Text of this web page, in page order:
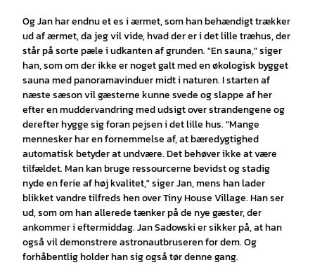
Og Jan har endnu et es i ærmet, som han behændigt trækker
ud af ærmet, da jeg vil vide, hvad der er i det lille træhus, der
står på sorte pæle i udkanten af grunden. "En sauna," siger
han, som om der ikke er noget galt med en økologisk bygget
sauna med panoramavinduer midt i naturen. I starten af
næste sæson vil gæsterne kunne svede og slappe af her
efter en muddervandring med udsigt over strandengene og
derefter hygge sig foran pejsen i det lille hus. "Mange
mennesker har en fornemmelse af, at bæredygtighed
automatisk betyder at undvære. Det behøver ikke at være
tilfældet. Man kan bruge ressourcerne bevidst og stadig
nyde en ferie af høj kvalitet," siger Jan, mens han lader
blikket vandre tilfreds hen over Tiny House Village. Han ser
ud, som om han allerede tænker på de nye gæster, der
ankommer i eftermiddag. Jan Sadowski er sikker på, at han
også vil demonstrere astronautbruseren for dem. Og
forhåbentlig holder han sig også tør denne gang.